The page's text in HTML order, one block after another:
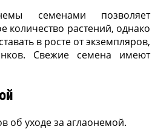
семенами позволя­ет
количество растений, однако
в росте от экземпляров,
Свежие семена имеют
об уходе за аглаонемой.